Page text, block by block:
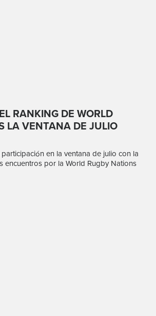
RANKING DE WORLD
LA VENTANA DE JULIO
en la ventana de julio con la
encuentros por la World Rugby Nations